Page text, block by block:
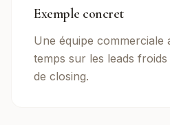
Exemple concret
Une équipe commerciale
temps sur les leads
de closing.